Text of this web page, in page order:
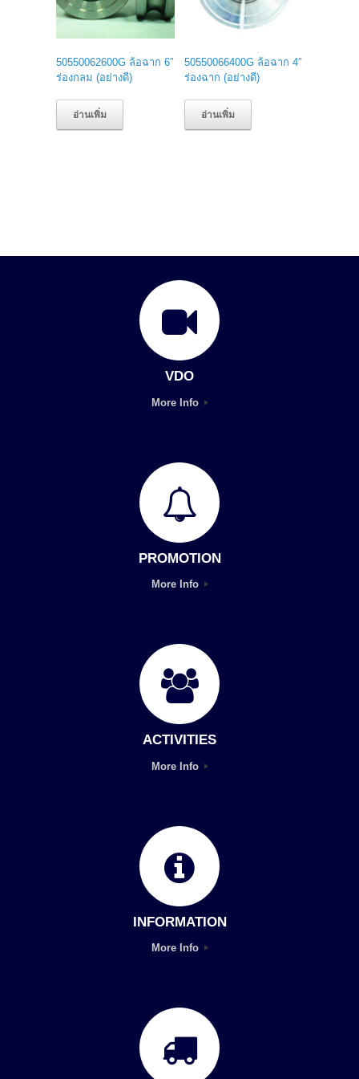
50550062600G ล้อฉาก 6″
ร่องกลม (อย่างดี)
อ่านเพิ่ม
50550066400G ล้อฉาก 4″
ร่องฉาก (อย่างดี)
อ่านเพิ่ม
VDO
More Info
PROMOTION
More Info
ACTIVITIES
More Info
INFORMATION
More Info